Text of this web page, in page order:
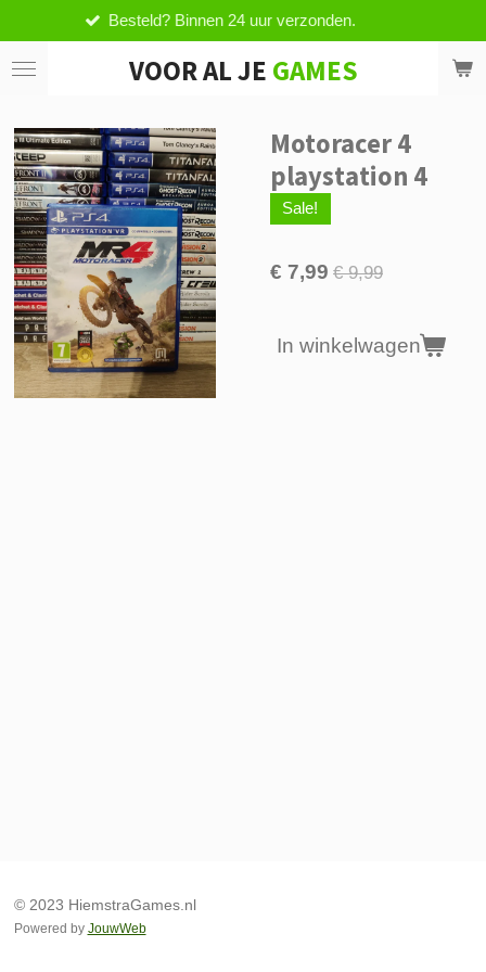
direct
naar
VOOR AL JE GAMES
Binnen 24 uur verzonden.
Motoracer 4
playstation 4
Sale!
€ 7,99 € 9,99
In winkelwagen
© 2023 HiemstraGames.nl
Powered by JouwWeb